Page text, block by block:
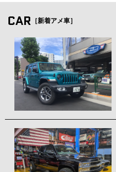
CAR ［新着アメ車］